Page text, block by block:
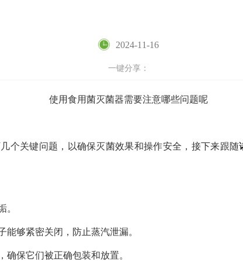
2024-11-16
一键分享：
使用食用菌灭菌器需要注意哪些问题呢
个关键问题，以确保灭菌效果和操作安全，接下来跟随
。
够紧密关闭，防止蒸汽泄漏。
保它们被正确包装和放置。